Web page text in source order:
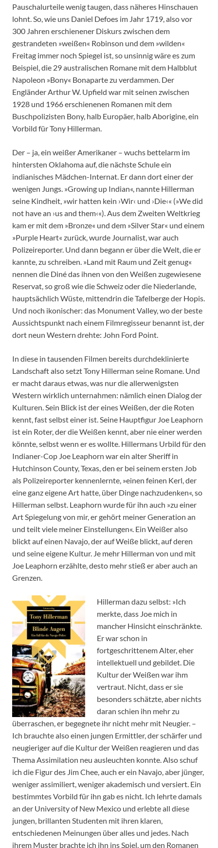
Pauschalurteile wenig taugen, dass näheres Hinschauen
lohnt. So, wie uns Daniel Defoes im Jahr 1719, also vor
300 Jahren erschienener Diskurs zwischen dem
gestrandeten »weißen« Robinson und dem »wilden«
Freitag immer noch Spiegel ist, so unsinnig wäre es zum
Beispiel, die 29 australischen Romane mit dem Halbblut
Napoleon »Bony« Bonaparte zu verdammen. Der
Engländer Arthur W. Upfield war mit seinen zwischen
1928 und 1966 erschienenen Romanen mit dem
Buschpolizisten Bony, halb Europäer, halb Aborigine, ein
Vorbild für Tony Hillerman.
Der – ja, ein weißer Amerikaner – wuchs bettelarm im
hintersten Oklahoma auf, die nächste Schule ein
indianisches Mädchen-Internat. Er dann dort einer der
wenigen Jungs. »Growing up Indian«, nannte Hillerman
seine Kindheit, »wir hatten kein ›Wir‹ und ›Die‹« (»We did
not have an ›us and them‹«). Aus dem Zweiten Weltkrieg
kam er mit dem »Bronze« und dem »Silver Star« und einem
»Purple Heart« zurück, wurde Journalist, war auch
Polizeireporter. Und dann begann er über die Welt, die er
kannte, zu schreiben. »Land mit Raum und Zeit genug«
nennen die Diné das ihnen von den Weißen zugewiesene
Reservat, so groß wie die Schweiz oder die Niederlande,
hauptsächlich Wüste, mittendrin die Tafelberge der Hopis.
Und noch ikonischer: das Monument Valley, wo der beste
Aussichtspunkt nach einem Filmregisseur benannt ist, der
dort neun Western drehte: John Ford Point.
In diese in tausenden Filmen bereits durchdeklinierte
Landschaft also setzt Tony Hillerman seine Romane. Und
er macht daraus etwas, was nur die allerwenigsten
Western wirklich unternahmen: nämlich einen Dialog der
Kulturen. Sein Blick ist der eines Weißen, der die Roten
kennt, fast selbst einer ist. Seine Hauptfigur Joe Leaphorn
ist ein Roter, der die Weißen kennt, aber nie einer werden
könnte, selbst wenn er es wollte. Hillermans Urbild für den
Indianer-Cop Joe Leaphorn war ein alter Sheriff in
Hutchinson County, Texas, den er bei seinem ersten Job
als Polizeireporter kennenlernte, »einen feinen Kerl, der
eine ganz eigene Art hatte, über Dinge nachzudenken«, so
Hillerman selbst. Leaphorn wurde für ihn auch »zu einer
Art Spiegelung von mir, er gehört meiner Generation an
und teilt viele meiner Einstellungen«. Ein Weißer also
blickt auf einen Navajo, der auf Weiße blickt, auf deren
und seine eigene Kultur. Je mehr Hillerman von und mit
Joe Leaphorn erzählte, desto mehr stieß er aber auch an
Grenzen.
Hillerman dazu selbst: »Ich
merkte, dass Joe mich in
mancher Hinsicht einschränkte.
Er war schon in
fortgeschrittenem Alter, eher
intellektuell und gebildet. Die
Kultur der Weißen war ihm
vertraut. Nicht, dass er sie
besonders schätzte, aber nichts
daran schien ihn mehr zu
überraschen, er begegnete ihr nicht mehr mit Neugier. –
Ich brauchte also einen jungen Ermittler, der schärfer und
neugieriger auf die Kultur der Weißen reagieren und das
Thema Assimilation neu ausleuchten konnte. Also schuf
ich die Figur des Jim Chee, auch er ein Navajo, aber jünger,
weniger assimiliert, weniger akademisch und versiert. Ein
bestimmtes Vorbild für ihn gab es nicht. Ich lehrte damals
an der University of New Mexico und erlebte all diese
jungen, brillanten Studenten mit ihren klaren,
entschiedenen Meinungen über alles und jedes. Nach
ihrem Muster brachte ich ihn ins Spiel, um den Romanen